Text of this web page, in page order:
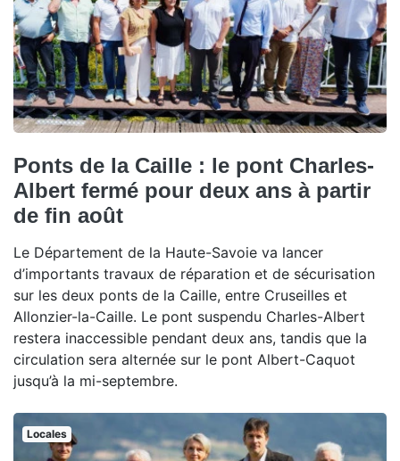
Ponts de la Caille : le pont Charles-
Albert fermé pour deux ans à partir
de fin août
Le Département de la Haute-Savoie va lancer
d’importants travaux de réparation et de sécurisation
sur les deux ponts de la Caille, entre Cruseilles et
Allonzier-la-Caille. Le pont suspendu Charles-Albert
restera inaccessible pendant deux ans, tandis que la
circulation sera alternée sur le pont Albert-Caquot
jusqu’à la mi-septembre.
Locales